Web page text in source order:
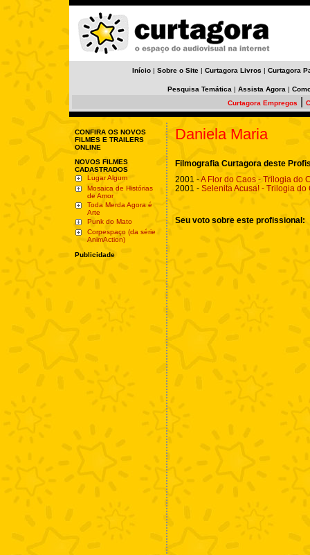
Início | Sobre o Site | Curtagora Livros | Curtagora
Pesquisa Temática | Assista Agora |
Curtagora Empregos
CONFIRA OS NOVOS
FILMES E TRAILERS
ONLINE
NOVOS FILMES
CADASTRADOS
Lugar Algum
Mosaica de Histórias
de Amor
Toda Merda Agora é
Arte
Punk do Mato
Corpespaço (da série
AnimAction)
Publicidade
Daniela Maria
Filmografia Curtagora deste
2001 -A Flor do Caos - Trilogia do
2001 - Selenita Acusa! - Trilogia do
Seu voto sobre este profissional: